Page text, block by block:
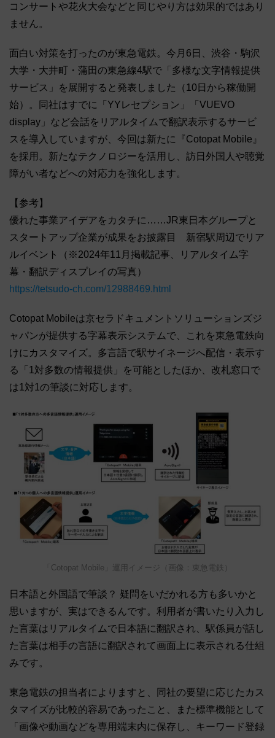
コンサートや花火大会などと同じやり方は効果的ではあり
ません。
面白い対策を打ったのが東急電鉄。今月6日、渋谷・駒沢
大学・大井町・蒲田の東急線4駅で「多様な文字情報提供
サービス」を展開すると発表しました（10日から稼働開
始）。同社はすでに「YYレセプション」「VUEVO
display」など会話をリアルタイムで翻訳表示するサービ
スを導入していますが、今回は新たに『Cotopat Mobile』
を採用。新たなテクノロジーを活用し、訪日外国人や聴覚
障がい者などへの対応力を強化します。
【参考】
優れた事業アイデアをカタチに……JR東日本グループと
スタートアップ企業が成果をお披露目 新宿駅周辺でリア
ルイベント（※2024年11月掲載記事、リアルタイム字
幕・翻訳ディスプレイの写真）
https://tetsudo-ch.com/12988469.html
Cotopat Mobileは京セラドキュメントソリューションズジ
ャパンが提供する字幕表示システムで、これを東急電鉄向
けにカスタマイズ。多言語で駅サイネージへ配信・表示す
る「1対多数の情報提供」を可能としたほか、改札窓口で
は1対1の筆談に対応します。
「Cotopat Mobile」運用イメージ（画像：東急電鉄）
日本語と外国語で筆談？ 疑問をいだかれる方も多いかと
思いますが、実はできるんです。利用者が書いたり入力し
た言葉はリアルタイムで日本語に翻訳され、駅係員が話し
た言葉は相手の言語に翻訳されて画面上に表示される仕組
みです。
東急電鉄の担当者によりますと、同社の要望に応じたカス
タマイズが比較的容易であったこと、また標準機能として
「画像や動画などを専用端末内に保存し、キーワード登録